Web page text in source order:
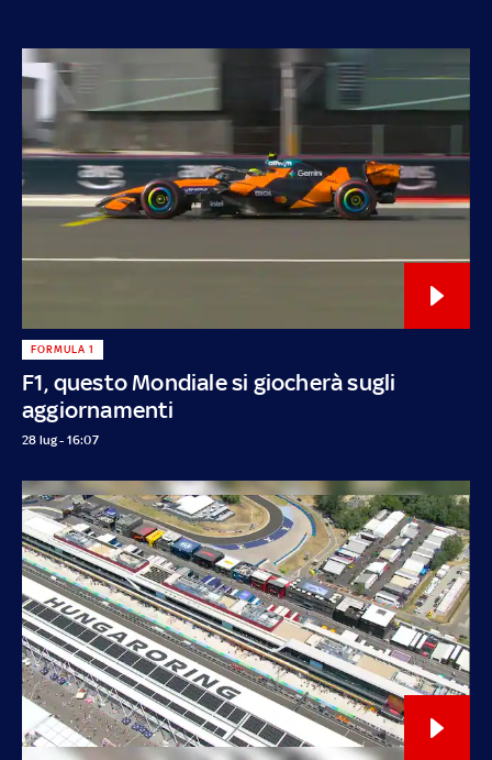
F1, questo Mondiale si giocherà sugli
aggiornamenti
FORMULA 1
28 lug - 16:07